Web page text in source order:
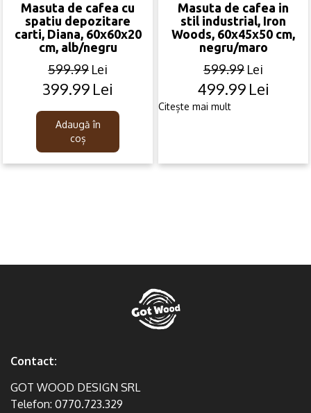
Masuta de cafea cu
spatiu depozitare
carti, Diana, 60x60x20
cm, alb/negru
599.99 Lei
Original
was:
599.99lei.
399.99 Lei
Current
is:
399.99lei.
Adaugă în
coș
Masuta de cafea in
stil industrial, Iron
Woods, 60x45x50 cm,
negru/maro
599.99 Lei
Original
499.99 Lei
Current
Citește mai mult
Contact:
GOT WOOD DESIGN SRL
Telefon: 0770.723.329